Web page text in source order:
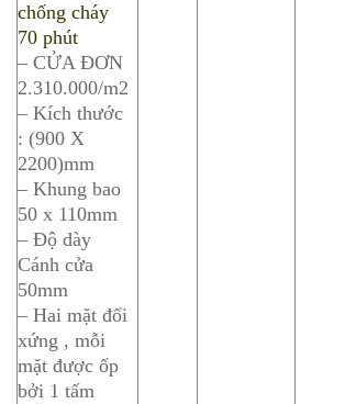
chống cháy
70 phút
– CỬA ĐƠN
2.310.000/m2
– Kích thước
: (900 X
2200)mm
– Khung bao
50 x 110mm
– Độ dày
Cánh cửa
50mm
– Hai mặt đối
xứng , mỗi
mặt được ốp
bởi 1 tấm